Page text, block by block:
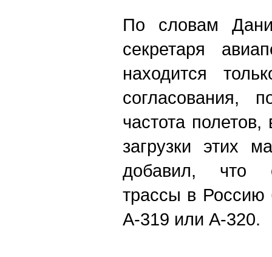
По словам
секретаря
находится
согласования,
частота полетов,
загрузки этих
добавил, что
трассы в Россию
A-319 или A-320.